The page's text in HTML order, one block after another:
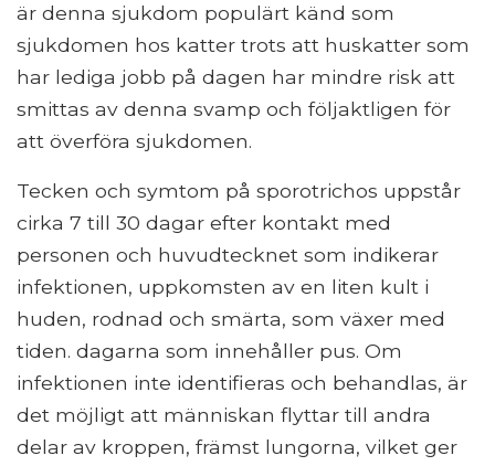
är denna sjukdom populärt känd som
sjukdomen hos katter trots att huskatter som
har lediga jobb på dagen har mindre risk att
smittas av denna svamp och följaktligen för
att överföra sjukdomen.
Tecken och symtom på sporotrichos uppstår
cirka 7 till 30 dagar efter kontakt med
personen och huvudtecknet som indikerar
infektionen, uppkomsten av en liten kult i
huden, rodnad och smärta, som växer med
tiden. dagarna som innehåller pus. Om
infektionen inte identifieras och behandlas, är
det möjligt att människan flyttar till andra
delar av kroppen, främst lungorna, vilket ger